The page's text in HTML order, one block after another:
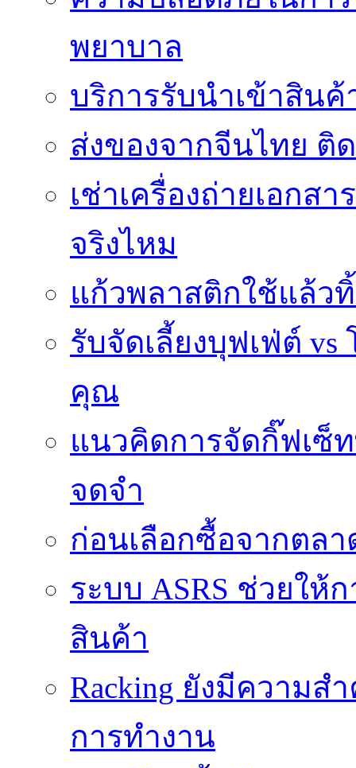
พยาบาล
บริการรับนำเข้าสิน
ส่งของจากจีนไทย ติ
เช่าเครื่องถ่ายเอกส
จริงไหม
แก้วพลาสติกใช้แล้ว
รับจัดเลี้ยงบุฟเฟ่ต์
คุณ
แนวคิดการจัดกิ๊ฟเซ็
จดจำ
ก่อนเลือกซื้อจากตล
ระบบ ASRS ช่วยให้
สินค้า
Racking ยังมีความ
การทำงาน